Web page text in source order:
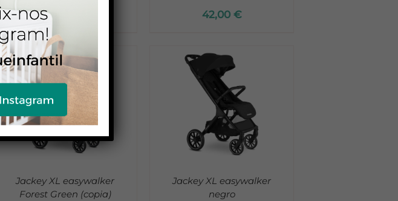
999,00 42,00 €
Jackey XL easywalker
Forest Green (copia)
DETALLES
Jackey XL easywalker
negro